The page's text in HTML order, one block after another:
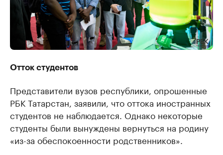
Отток студентов
Представители вузов республики, опрошенные
РБК Татарстан, заявили, что оттока иностранных
студентов не наблюдается. Однако некоторые
студенты были вынуждены вернуться на родину
«из-за обеспокоенности родственников».